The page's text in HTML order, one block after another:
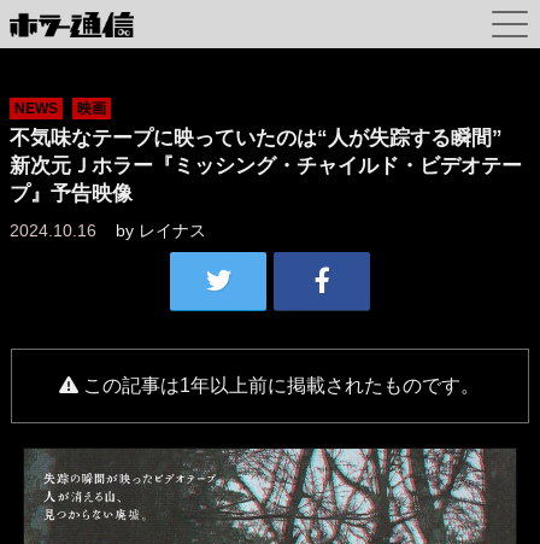
NEWS 映画
不気味なテープに映っていたのは“人が失踪する瞬間”
新次元Ｊホラー『ミッシング・チャイルド・ビデオテー
プ』予告映像
2024.10.16 by レイナス
この記事は1年以上前に掲載されたものです。